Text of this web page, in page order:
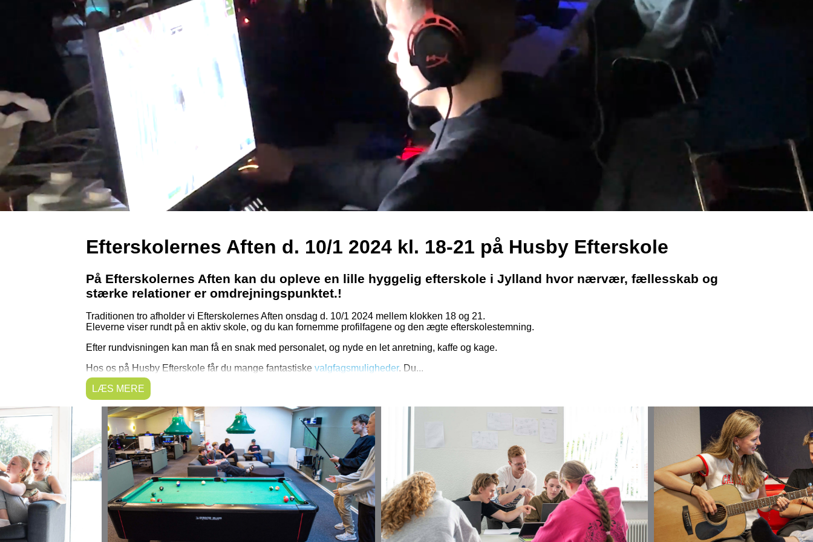
Efterskolernes Aften d. 10/1 2024 kl. 18-21 på Husby Efterskole
På Efterskolernes Aften kan du opleve en lille hyggelig efterskole i Jylland hvor nærvær, fællesskab og
stærke relationer er omdrejningspunktet.!
Traditionen tro afholder vi Efterskolernes Aften onsdag d. 10/1 2024 mellem klokken 18 og 21.
Eleverne viser rundt på en aktiv skole, og du kan fornemme profilfagene og den ægte efterskolestemning.
Efter rundvisningen kan man få en snak med personalet, og nyde en let anretning, kaffe og kage.
Hos os på Husby Efterskole får du mange fantastiske valgfagsmuligheder. Du...
LÆS MERE